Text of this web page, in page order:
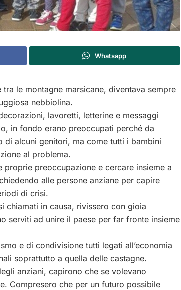
Whatsapp
tra le montagne marsicane, diventava sempre
nebbiolina.
lavoretti, letterine e messaggi
in fondo erano preoccupati perché da
alcuni genitori, ma come tutti i bambini
al problema.
preoccupazione e cercare insieme a
alle persone anziane per capire
di crisi.
chiamati in causa, rivissero con gioia
serviti ad unire il paese per far fronte insieme
e di condivisione tutti legati all’economia
soprattutto a quella delle castagne.
anziani, capirono che se volevano
Compresero che per un futuro possibile